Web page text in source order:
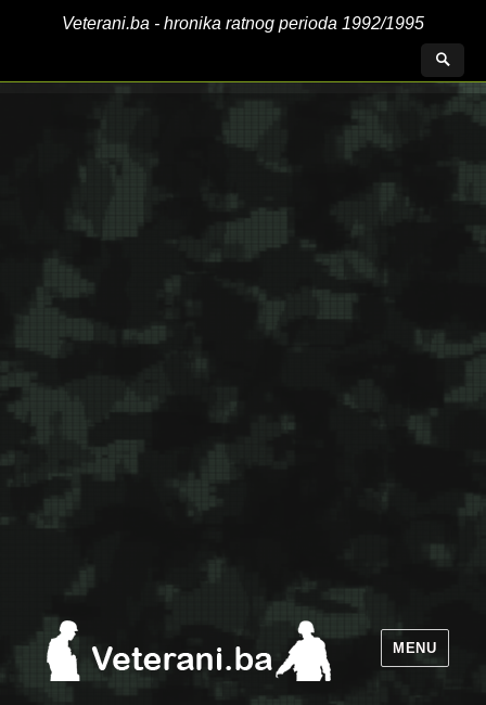
Veterani.ba - hronika ratnog perioda 1992/1995
MENU